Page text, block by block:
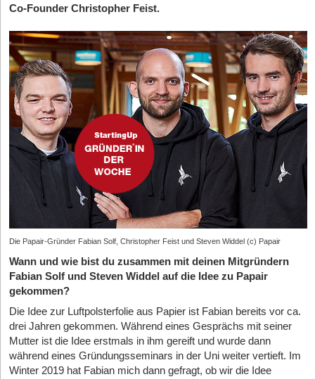
Co-Founder Christopher Feist.
Die Papair-Gründer Fabian Solf, Christopher Feist und Steven Widdel (c) Papair
Wann und wie bist du zusammen mit deinen Mitgründern
Fabian Solf und Steven Widdel auf die Idee zu Papair
gekommen?
Die Idee zur Luftpolsterfolie aus Papier ist Fabian bereits vor ca.
drei Jahren gekommen. Während eines Gesprächs mit seiner
Mutter ist die Idee erstmals in ihm gereift und wurde dann
während eines Gründungsseminars in der Uni weiter vertieft. Im
Winter 2019 hat Fabian mich dann gefragt, ob wir die Idee